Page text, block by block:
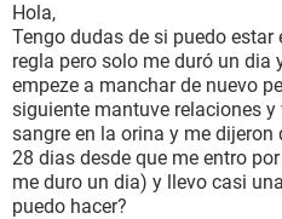
BIENESTAR
SEXUALIDAD
GLOSARIO
Hola,
Tengo dudas de si puedo
regla pero solo me duró un dia
empeze a manchar de nuevo
siguiente mantuve relaciones
sangre en la orina y me
28 dias desde que me entro
me duro un dia) y llevo casi
puedo hacer?